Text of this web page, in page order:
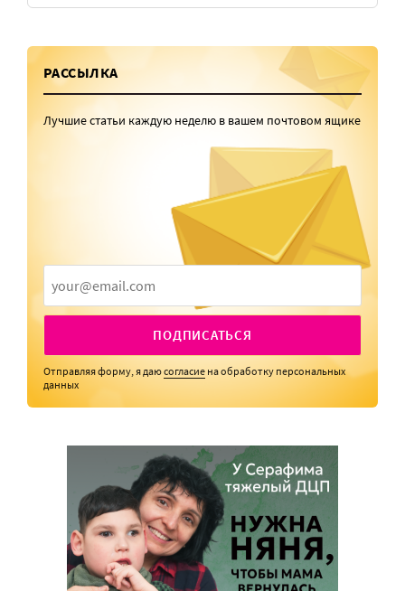
РАССЫЛКА
Лучшие статьи каждую неделю в вашем почтовом ящике
ПОДПИСАТЬСЯ
Отправляя форму, я даюсогласие на обработку персональных
данных